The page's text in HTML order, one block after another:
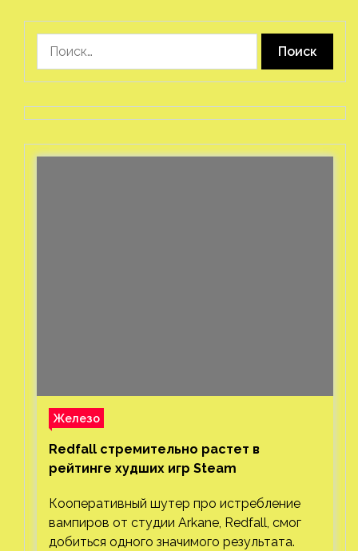
Железо
Redfall стремительно растет в
рейтинге худших игр Steam
Кооперативный шутер про истребление
вампиров от студии Arkane, Redfall, смог
добиться одного значимого результата.